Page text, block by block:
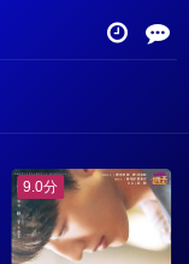
7.0分